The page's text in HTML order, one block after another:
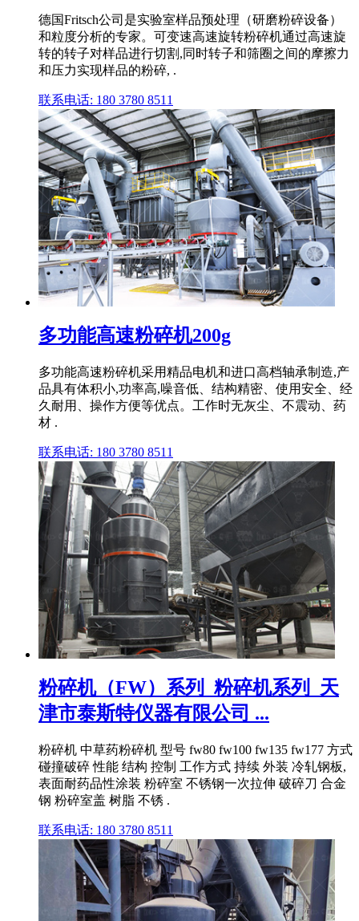
德国Fritsch公司是实验室样品预处理（研磨粉碎设备）
和粒度分析的专家。可变速高速旋转粉碎机通过高速旋
转的转子对样品进行切割,同时转子和筛圈之间的摩擦力
和压力实现样品的粉碎, .
联系电话: 180 3780 8511
多功能高速粉碎机200g
多功能高速粉碎机采用精品电机和进口高档轴承制造,产
品具有体积小,功率高,噪音低、结构精密、使用安全、经
久耐用、操作方便等优点。工作时无灰尘、不震动、药
材 .
联系电话: 180 3780 8511
粉碎机（FW）系列_粉碎机系列_天
津市泰斯特仪器有限公司 ...
粉碎机 中草药粉碎机 型号 fw80 fw100 fw135 fw177 方式
碰撞破碎 性能 结构 控制 工作方式 持续 外装 冷轧钢板,
表面耐药品性涂装 粉碎室 不锈钢一次拉伸 破碎刀 合金
钢 粉碎室盖 树脂 不锈 .
联系电话: 180 3780 8511